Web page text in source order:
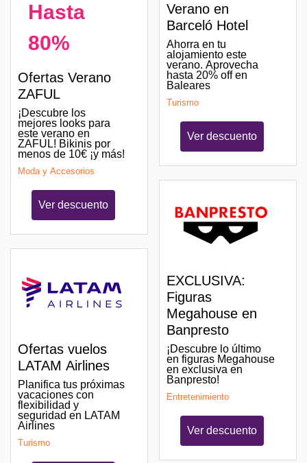
Hasta
80%
Ofertas Verano
ZAFUL
¡Descubre los
mejores looks para
este verano en
ZAFUL! Bikinis por
menos de 10€ ¡y más!
Moda y Accesorios
Ver descuento
Ofertas vuelos
LATAM Airlines
Planifica tus próximas
vacaciones con
flexibilidad y
seguridad en LATAM
Airlines
Turismo
Verano en
Barceló Hotel
Ahorra en tu
alojamiento este
verano. Aprovecha
hasta 20% off en
Baleares
Turismo
Ver descuento
EXCLUSIVA:
Figuras
Megahouse en
Banpresto
¡Descubre lo último
en figuras Megahouse
en exclusiva en
Banpresto!
Entretenimiento
Ver descuento